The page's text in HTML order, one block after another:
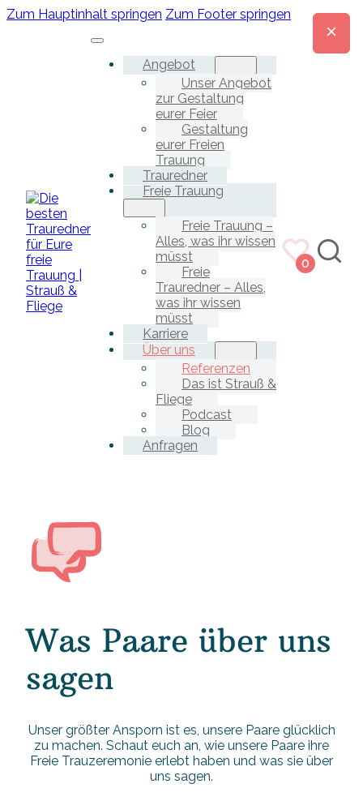
Zum Hauptinhalt springen Zum Footer springen
Angebot
Unser Angebot
zur Gestaltung
eurer Feier
Gestaltung
eurer Freien
Trauung
Trauredner
Freie Trauung
Freie Trauung –
Alles, was ihr wissen
müsst
Freie
Trauredner – Alles,
was ihr wissen
müsst
Karriere
Über uns
Referenzen
Das ist Strauß &
Fliege
Podcast
Blog
Anfragen
0
Was Paare über uns
sagen
Unser größter Ansporn ist es, unsere Paare glücklich
zu machen. Schaut euch an, wie unsere Paare ihre
Freie Trauzeremonie erlebt haben und was sie über
uns sagen.